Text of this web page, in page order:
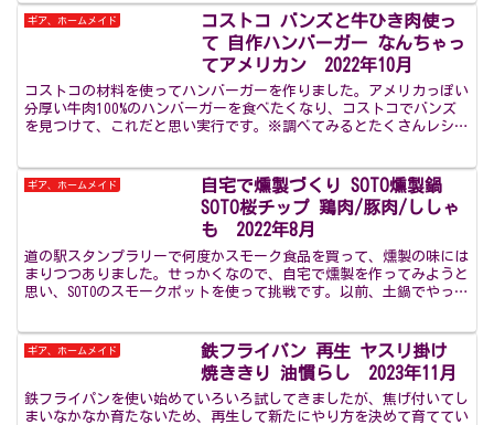
ギア、ホームメイド
コストコ バンズと牛ひき肉使っ
て 自作ハンバーガー なんちゃっ
てアメリカン 2022年10月
コストコの材料を使ってハンバーガーを作りました。アメリカっぽい
分厚い牛肉100%のハンバーガーを食べたくなり、コストコでバンズ
を見つけて、これだと思い実行です。※調べてみるとたくさんレシピ
ギア、ホームメイド
自宅で燻製づくり SOTO燻製鍋
SOTO桜チップ 鶏肉/豚肉/ししゃ
も 2022年8月
道の駅スタンプラリーで何度かスモーク食品を買って、燻製の味には
まりつつありました。せっかくなので、自宅で燻製を作ってみようと
思い、SOTOのスモークポットを使って挑戦です。以前、土鍋でやった
ギア、ホームメイド
鉄フライパン 再生 ヤスリ掛け
焼ききり 油慣らし 2023年11月
鉄フライパンを使い始めていろいろ試してきましたが、焦げ付いてし
まいなかなか育たないため、再生して新たにやり方を決めて育ててい